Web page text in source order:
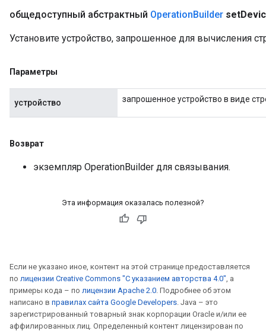
общедоступный абстрактный OperationBuilder set
Установите устройство, запрошенное для вычисления
Параметры
устройство запрошенное устройство в виде
Возврат
экземпляр OperationBuilder для связывания.
Эта информация оказалась полезной?
Если не указано иное, контент на этой странице предоставляется
по лицензии Creative Commons "С указанием авторства 4.0", а
примеры кода – по лицензии Apache 2.0. Подробнее об этом
написано в правилах сайта Google Developers. Java – это
зарегистрированный товарный знак корпорации Oracle и/или ее
аффилированных лиц. Определенный контент лицензирован по